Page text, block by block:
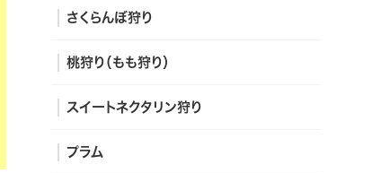
さくらんぼ狩り
桃狩り（もも狩り）
スイートネクタリン狩り
プラム